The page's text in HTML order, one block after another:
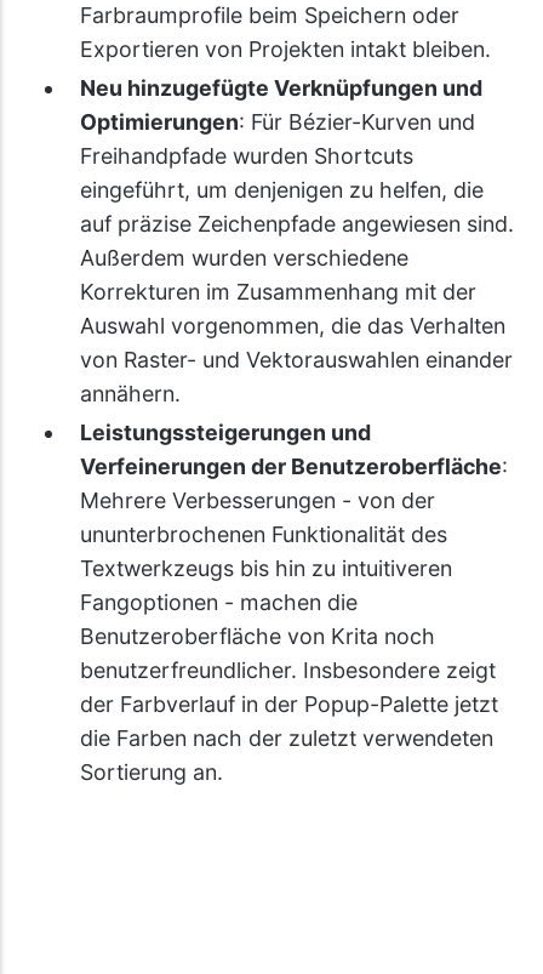
Farbraumprofile beim Speichern oder
Exportieren von Projekten intakt bleiben.
Neu hinzugefügte Verknüpfungen und
Optimierungen: Für Bézier-Kurven und
Freihandpfade wurden Shortcuts
eingeführt, um denjenigen zu helfen, die
auf präzise Zeichenpfade angewiesen sind.
Außerdem wurden verschiedene
Korrekturen im Zusammenhang mit der
Auswahl vorgenommen, die das Verhalten
von Raster- und Vektorauswahlen einander
annähern.
Leistungssteigerungen und
Verfeinerungen der Benutzeroberfläche:
Mehrere Verbesserungen - von der
ununterbrochenen Funktionalität des
Textwerkzeugs bis hin zu intuitiveren
Fangoptionen - machen die
Benutzeroberfläche von Krita noch
benutzerfreundlicher. Insbesondere zeigt
der Farbverlauf in der Popup-Palette jetzt
die Farben nach der zuletzt verwendeten
Sortierung an.